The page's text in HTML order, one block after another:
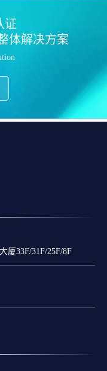
证
体解决方案
厦33F/31F/25F/8F